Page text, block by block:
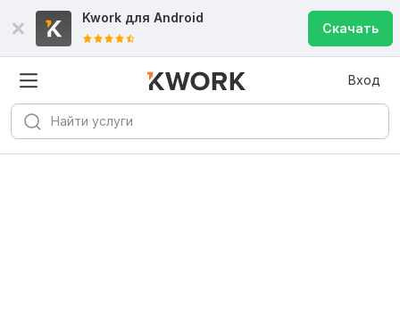
Kwork для Android
Скачать
Вход